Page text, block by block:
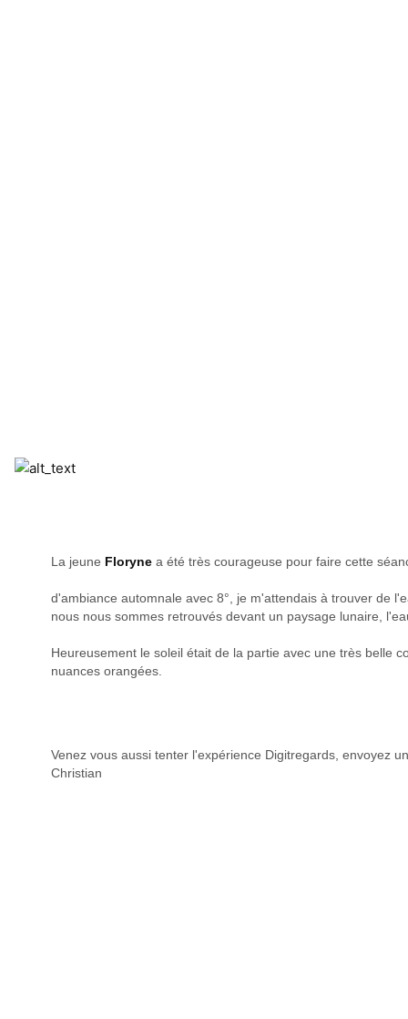
La jeune Floryne a été très courageuse pour faire cette
d'ambiance automnale avec 8°, je m'attendais à trouver de
nous nous sommes retrouvés devant un paysage lunaire,
Heureusement le soleil était de la partie avec une très belle
nuances orangées.
Venez vous aussi tenter l'expérience Digitregards, envoyez
Christian